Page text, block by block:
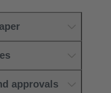
approvals